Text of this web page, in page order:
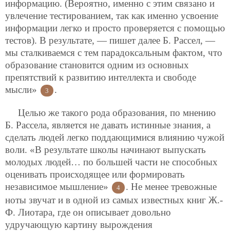
информацию. (Вероятно, именно с этим связано и
увлечение тестированием, так как именно усвоение
информации легко и просто проверяется с помощью
тестов). В результате, — пишет далее Б. Рассел, —
мы сталкиваемся с тем парадоксальным фактом, что
образование становится одним из основных
препятствий к развитию интеллекта и свободе
мысли»
3 .
Целью же такого рода образования, по мнению
Б. Рассела, является не давать истинные знания, а
сделать людей легко поддающимися влиянию чужой
воли. «В результате школы начинают выпускать
молодых людей… по большей части не способных
оценивать происходящее или формировать
независимое мышление»
4
. Не менее тревожные
ноты звучат и в одной из самых известных книг Ж.-
Ф. Лиотара, где он описывает довольно
удручающую картину вырождения